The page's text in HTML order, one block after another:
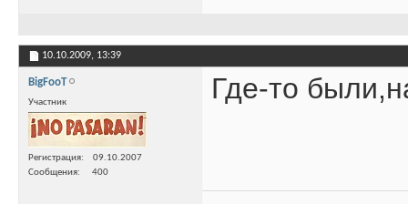
10.10.2009, 13:39
BigFooT
Участник
Регистрация
09.10.2007
Сообщения
400
Где-то